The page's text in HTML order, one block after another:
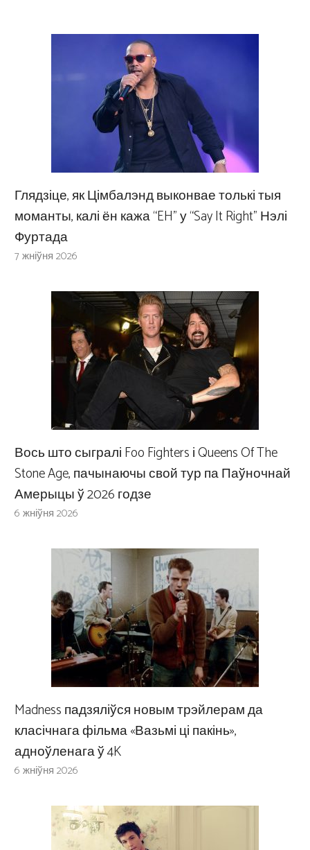
Глядзіце, як Цімбалэнд выконвае толькі тыя
моманты, калі ён кажа “EH” у “Say It Right” Нэлі
Фуртада
7 жніўня 2026
Вось што сыгралі Foo Fighters і Queens Of The
Stone Age, пачынаючы свой тур па Паўночнай
Амерыцы ў 2026 годзе
6 жніўня 2026
Madness падзяліўся новым трэйлерам да
класічнага фільма «Вазьмі ці пакінь»,
адноўленага ў 4K
6 жніўня 2026